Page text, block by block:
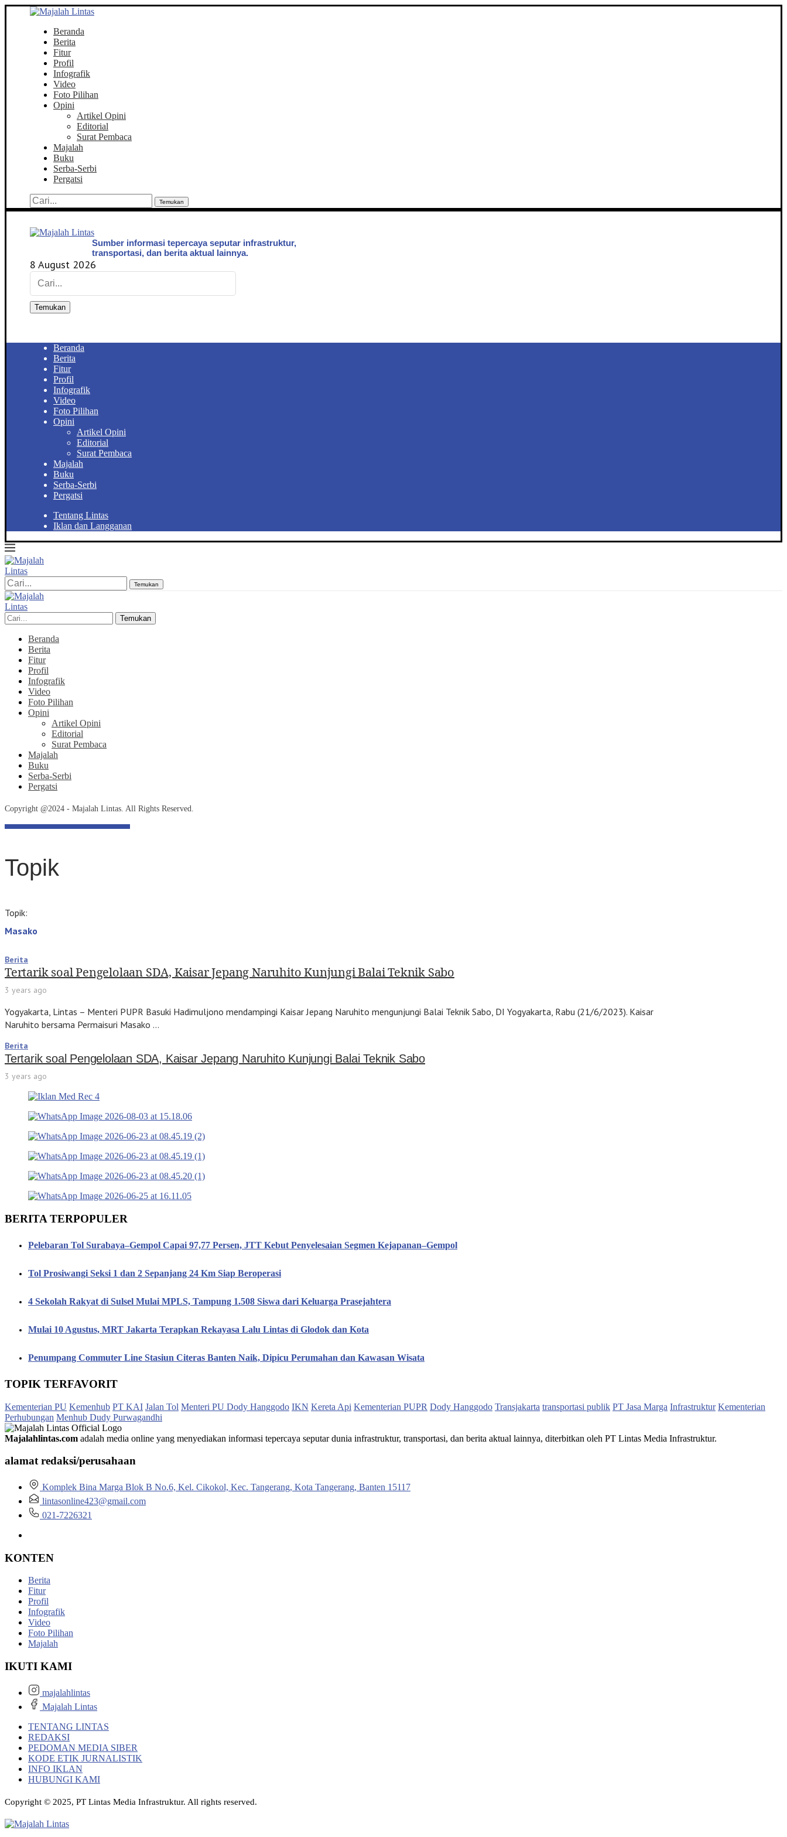
Beranda
Berita
Fitur
Profil
Infografik
Video
Foto Pilihan
Opini
Artikel Opini
Editorial
Surat Pembaca
Majalah
Buku
Serba-Serbi
Pergatsi
Temukan
Sumber informasi tepercaya seputar infrastruktur,
transportasi, dan berita aktual lainnya.
8 August 2026
Temukan
Beranda
Berita
Fitur
Profil
Infografik
Video
Foto Pilihan
Opini
Artikel Opini
Editorial
Surat Pembaca
Majalah
Buku
Serba-Serbi
Pergatsi
Tentang Lintas
Iklan dan Langganan
Temukan
Temukan
Beranda
Berita
Fitur
Profil
Infografik
Video
Foto Pilihan
Opini
Artikel Opini
Editorial
Surat Pembaca
Majalah
Buku
Serba-Serbi
Pergatsi
Copyright @2024 - Majalah Lintas. All Rights Reserved.
Topik
Topik:
Masako
Berita
Tertarik soal Pengelolaan SDA, Kaisar Jepang Naruhito Kunjungi Balai Teknik Sabo
3 years ago
Yogyakarta, Lintas – Menteri PUPR Basuki Hadimuljono mendampingi Kaisar Jepang Naruhito mengunjungi Balai Teknik Sabo, DI Yogyakarta, Rabu (21/6/2023). Kaisar
Naruhito bersama Permaisuri Masako …
Berita
Tertarik soal Pengelolaan SDA, Kaisar Jepang Naruhito Kunjungi Balai Teknik Sabo
3 years ago
BERITA TERPOPULER
Pelebaran Tol Surabaya–Gempol Capai 97,77 Persen, JTT Kebut Penyelesaian Segmen Kejapanan–Gempol
Tol Prosiwangi Seksi 1 dan 2 Sepanjang 24 Km Siap Beroperasi
4 Sekolah Rakyat di Sulsel Mulai MPLS, Tampung 1.508 Siswa dari Keluarga Prasejahtera
Mulai 10 Agustus, MRT Jakarta Terapkan Rekayasa Lalu Lintas di Glodok dan Kota
Penumpang Commuter Line Stasiun Citeras Banten Naik, Dipicu Perumahan dan Kawasan Wisata
TOPIK TERFAVORIT
Kementerian PU Kemenhub PT KAI Jalan Tol Menteri PU Dody Hanggodo IKN Kereta Api Kementerian PUPR Dody Hanggodo Transjakarta transportasi publik PT Jasa Marga Infrastruktur Kementerian
Perhubungan Menhub Dudy Purwagandhi
Majalahlintas.com adalah media online yang menyediakan informasi tepercaya seputar dunia infrastruktur, transportasi, dan berita aktual lainnya, diterbitkan oleh PT Lintas Media Infrastruktur.
alamat redaksi/perusahaan
Komplek Bina Marga Blok B No.6, Kel. Cikokol, Kec. Tangerang, Kota Tangerang, Banten 15117
lintasonline423@gmail.com
021-7226321
KONTEN
Berita
Fitur
Profil
Infografik
Video
Foto Pilihan
Majalah
IKUTI KAMI
majalahlintas
Majalah Lintas
TENTANG LINTAS
REDAKSI
PEDOMAN MEDIA SIBER
KODE ETIK JURNALISTIK
INFO IKLAN
HUBUNGI KAMI
Copyright © 2025, PT Lintas Media Infrastruktur. All rights reserved.